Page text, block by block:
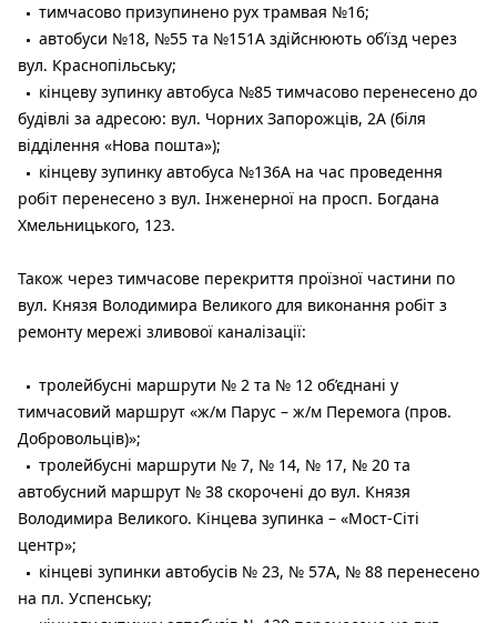
тимчасово призупинено рух трамвая №16;
автобуси №18, №55 та №151А здійснюють об’їзд через
вул. Краснопільську;
кінцеву зупинку автобуса №85 тимчасово перенесено до
будівлі за адресою: вул. Чорних Запорожців, 2А (біля
відділення «Нова пошта»);
кінцеву зупинку автобуса №136А на час проведення
робіт перенесено з вул. Інженерної на просп. Богдана
Хмельницького, 123.
Також через тимчасове перекриття проїзної частини по
вул. Князя Володимира Великого для виконання робіт з
ремонту мережі зливової каналізації:
тролейбусні маршрути № 2 та № 12 об’єднані у
тимчасовий маршрут «ж/м Парус – ж/м Перемога (пров.
Добровольців)»;
тролейбусні маршрути № 7, № 14, № 17, № 20 та
автобусний маршрут № 38 скорочені до вул. Князя
Володимира Великого. Кінцева зупинка – «Мост-Сіті
центр»;
кінцеві зупинки автобусів № 23, № 57А, № 88 перенесено
на пл. Успенську;